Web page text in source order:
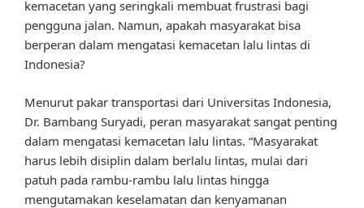
kemacetan yang seringkali membuat frustrasi bagi
pengguna jalan. Namun, apakah masyarakat bisa
berperan dalam mengatasi kemacetan lalu lintas di
Indonesia?
Menurut pakar transportasi dari Universitas Indonesia,
Dr. Bambang Suryadi, peran masyarakat sangat penting
dalam mengatasi kemacetan lalu lintas. “Masyarakat
harus lebih disiplin dalam berlalu lintas, mulai dari
patuh pada rambu-rambu lalu lintas hingga
mengutamakan keselamatan dan kenyamanan